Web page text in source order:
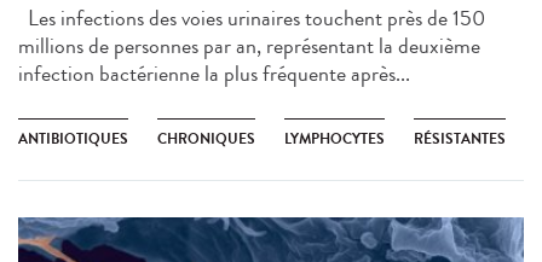
Les infections des voies urinaires touchent près de 150
millions de personnes par an, représentant la deuxième
infection bactérienne la plus fréquente après...
ANTIBIOTIQUES CHRONIQUES LYMPHOCYTES RÉSISTANTES